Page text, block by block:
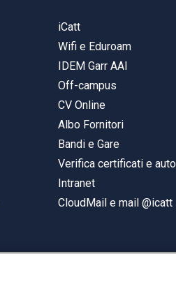
iCatt
Wifi e Eduroam
IDEM Garr AAI
Off-campus
CV Online
Albo Fornitori
Bandi e Gare
Verifica certificati e
Intranet
CloudMail e mail @icatt